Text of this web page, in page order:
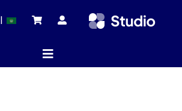
Toggle